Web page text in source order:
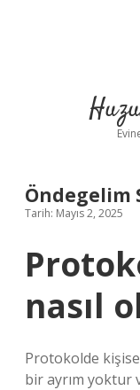
Öndegelim
Tarih: Mayıs 2, 2025
nasıl
Protokolde
bir ayrım yoktur